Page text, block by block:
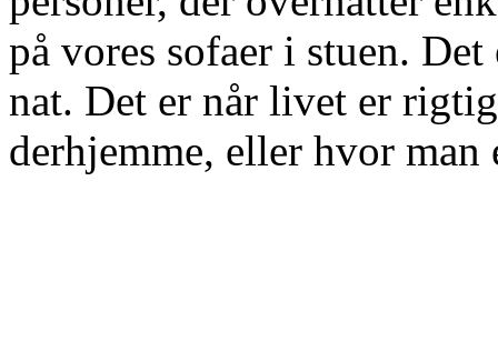
på vores sofaer i stuen.
nat. Det er når livet er
derhjemme, eller hvor man